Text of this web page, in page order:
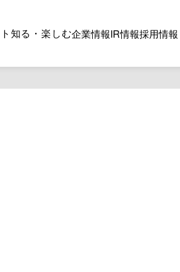
知る・楽しむ企業情報IR情報採用情報